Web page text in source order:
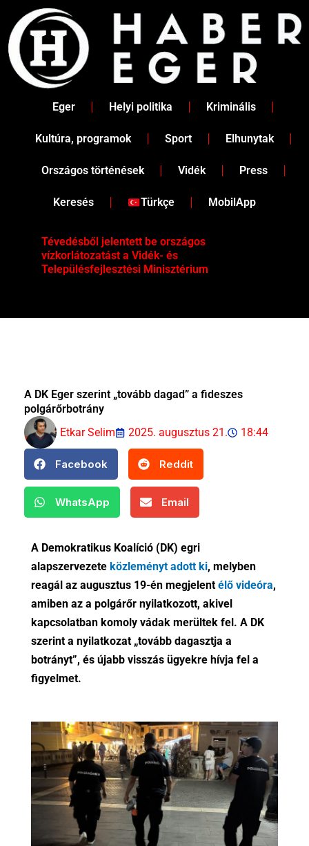
content
Eger Helyi politika Kriminális
Kultúra, programok Sport Elhunytak
Országos történések Vidék Press
Keresés Türkçe MobilApp
Tévedésből jelentett be országos
vízkorlátozatást a Vidék- és
Településfejlesztési Minisztérium
A DK Eger szerint „tovább dagad” a fideszes
polgárőrbotrány
Etkar Selim
2025. augusztus 21. 18:44
Facebook Reddit
WhatsApp Email
A Demokratikus Koalíció (DK) egri
alapszervezete közleményt adott ki, melyben
reagál az augusztus 19-én megjelentélő videóra,
amiben az a polgárőr nyilatkozott, akivel
kapcsolatban komoly vádak merültek fel. A DK
szerint a nyilatkozat „tovább dagasztja a
botrányt”, és újabb visszás ügyekre hívja fel a
figyelmet.